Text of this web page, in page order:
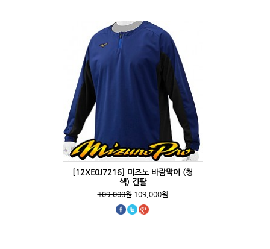
[12XE0J7216] 미즈노 바람막이 (청
색) 긴팔
109,000원109,000원